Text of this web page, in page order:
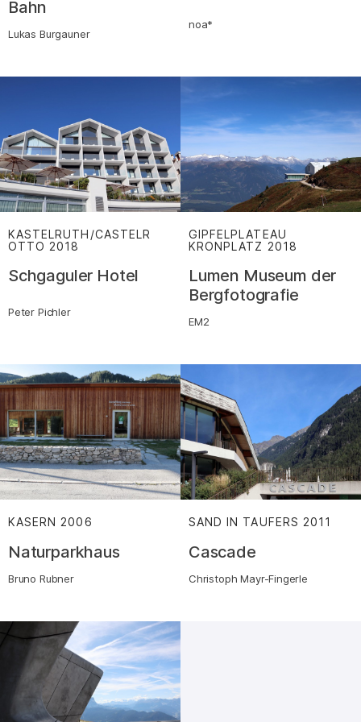
Bahn
Lukas Burgauner
noa*
KASTELRUTH/CASTELR
OTTO 2018
Schgaguler Hotel
Peter Pichler
GIPFELPLATEAU
KRONPLATZ 2018
Lumen Museum der
Bergfotografie
EM2
KASERN 2006
Naturparkhaus
Bruno Rubner
SAND IN TAUFERS 2011
Cascade
Christoph Mayr-Fingerle